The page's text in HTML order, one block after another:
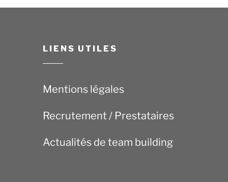
LIENS UTILES
Mentions légales
Recrutement / Prestataires
Actualités de team building